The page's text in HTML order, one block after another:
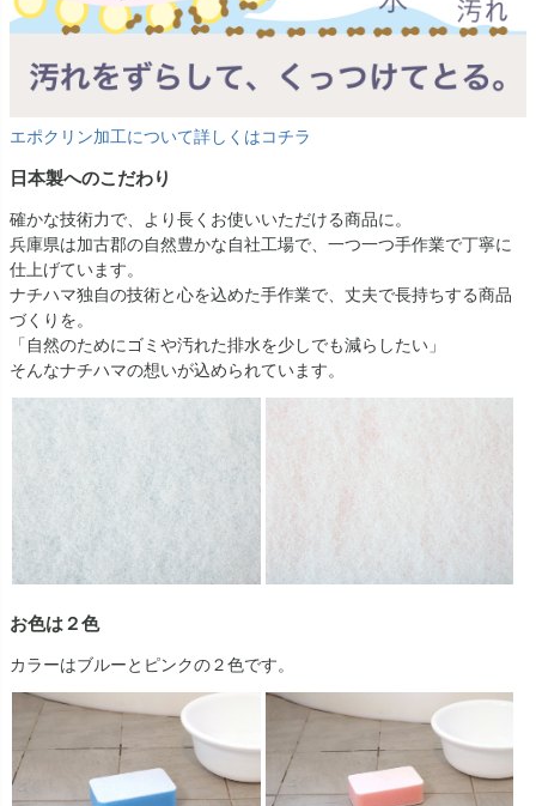
エポクリン加工について詳しくはコチラ
日本製へのこだわり
確かな技術力で、より長くお使いいただける商品に。
兵庫県は加古郡の自然豊かな自社工場で、一つ一つ手作業で丁寧に
仕上げています。
ナチハマ独自の技術と心を込めた手作業で、丈夫で長持ちする商品
づくりを。
「自然のためにゴミや汚れた排水を少しでも減らしたい」
そんなナチハマの想いが込められています。
お色は２色
カラーはブルーとピンクの２色です。